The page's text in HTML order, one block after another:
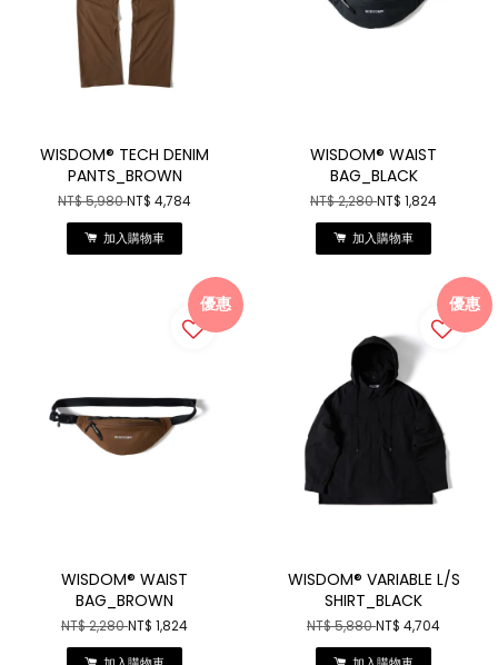
WISDOM® TECH DENIM
PANTS_BROWN
NT$ 5,980NT$ 4,784
加入購物車
WISDOM® WAIST
BAG_BLACK
NT$ 2,280NT$ 1,824
加入購物車
優惠
WISDOM® WAIST
BAG_BROWN
NT$ 2,280NT$ 1,824
優惠
WISDOM® VARIABLE L/S
SHIRT_BLACK
NT$ 5,880NT$ 4,704